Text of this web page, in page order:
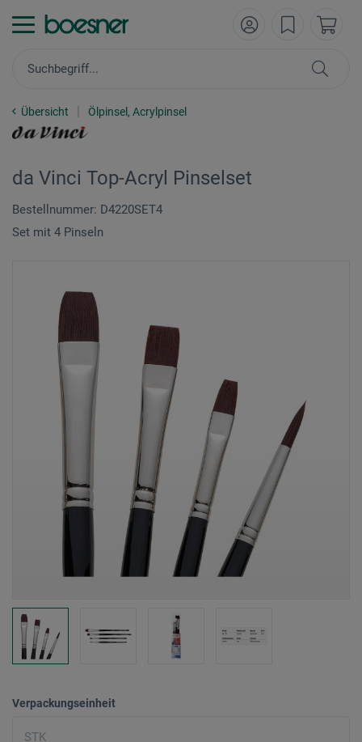
Übersicht Ölpinsel, Acrylpinsel
da Vinci Top-Acryl Pinselset
Bestellnummer: D4220SET4
Set mit 4 Pinseln
Verpackungseinheit